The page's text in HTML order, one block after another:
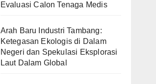
Evaluasi Calon Tenaga Medis
Arah Baru Industri Tambang:
Ketegasan Ekologis di Dalam
Negeri dan Spekulasi Eksplorasi
Laut Dalam Global